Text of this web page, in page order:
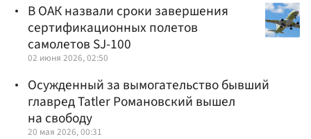
В ОАК назвали сроки завершения
сертификационных полетов
самолетов SJ-100
02 июня 2026, 02:50
Осужденный за вымогательство бывший
главред Tatler Романовский вышел
на свободу
20 мая 2026, 00:31